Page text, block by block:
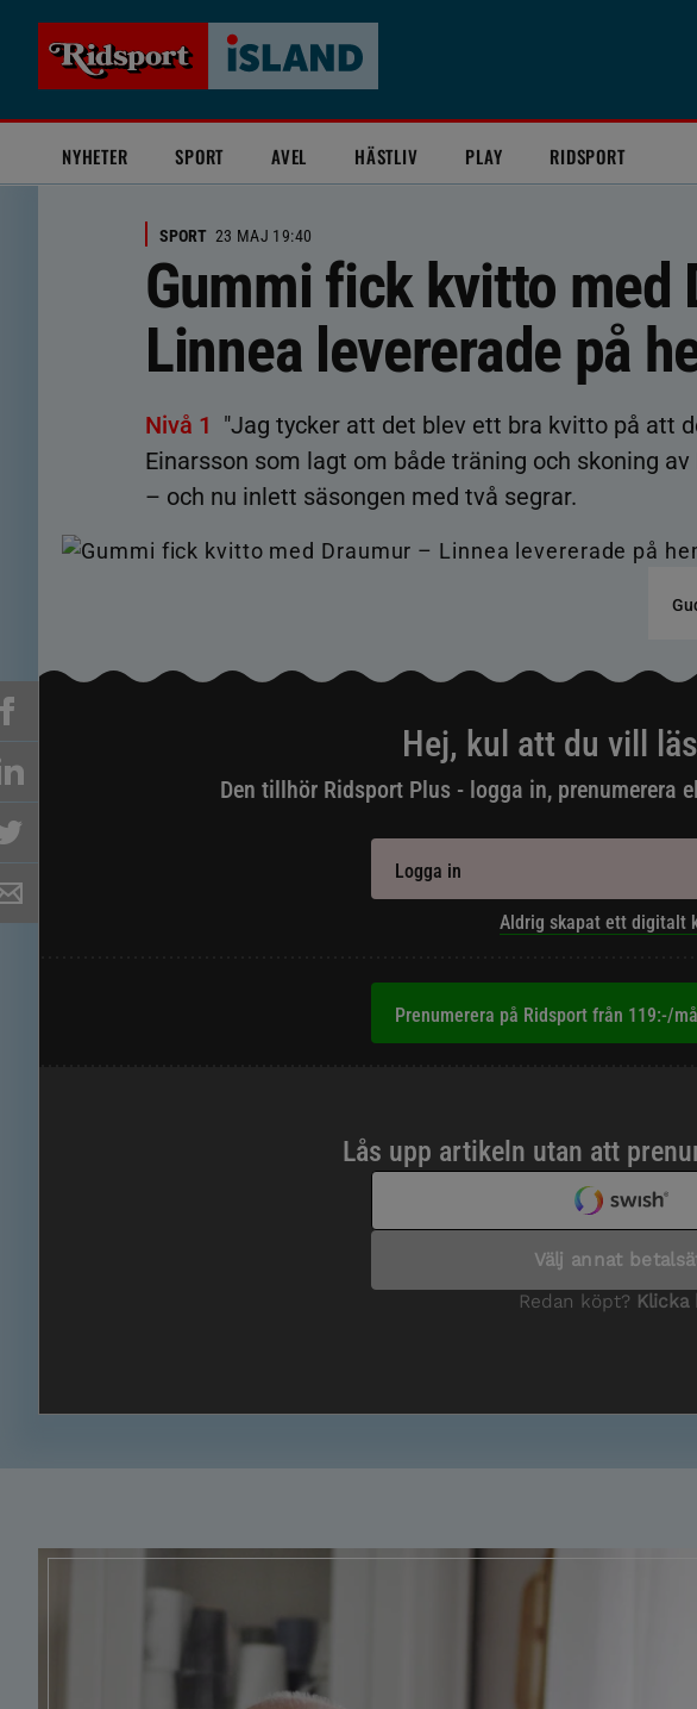
NYHETER SPORT AVEL HÄSTLIV PLAY RIDSPORT
SPORT 23 MAJ 19:40
Gummi fick kvitto med
Linnea levererade på
Nivå 1 "Jag tycker att det blev ett bra kvitto på att
Einarsson som lagt om både träning och skoning
– och nu inlett säsongen med två segrar.
Hej, kul att du vill
Den tillhör Ridsport Plus - logga in, prenumerera
Logga in
Aldrig skapat ett digitalt
Prenumerera på Ridsport från 119:-/